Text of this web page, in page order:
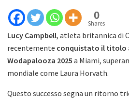
0
Shares
Lucy Campbell, atleta britannica di
recentemente conquistato il titolo
Wodapalooza 2025 a Miami,
mondiale come Laura Horvath.
Questo successo segna un ritorno